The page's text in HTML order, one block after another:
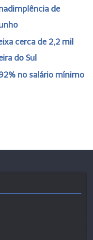
de
cerca de 2,2 mil
do Sul
no salário mínimo